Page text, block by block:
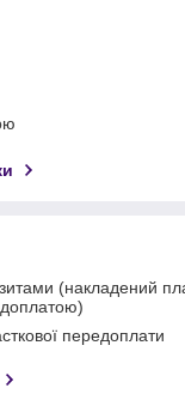
(накладений
передоплати